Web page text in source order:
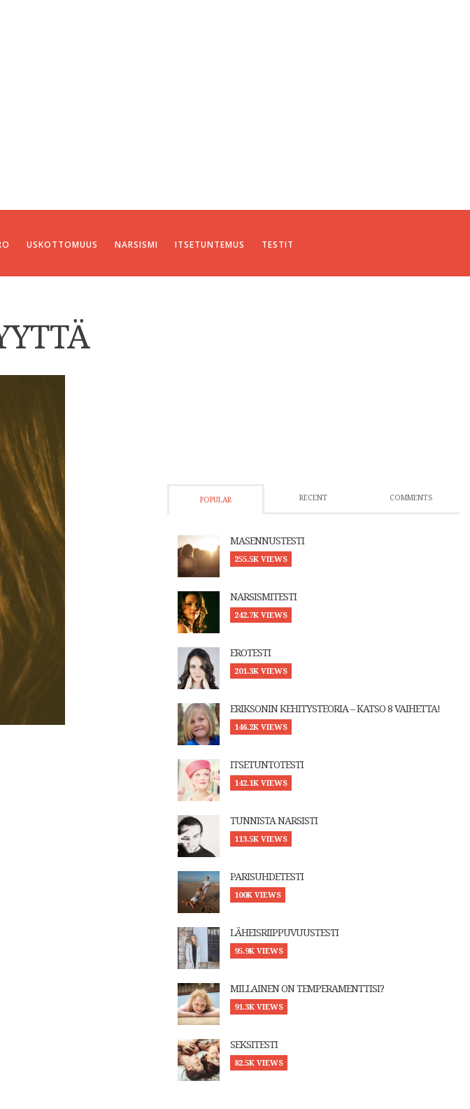
USKOTTOMUUS NARSISMI ITSETUNTEMUS TESTIT
POPULAR RECENT COMMENTS
MASENNUSTESTI
255.5K VIEWS
NARSISMITESTI
242.7K VIEWS
EROTESTI
201.3K VIEWS
ERIKSONIN KEHITYSTEORIA – KATSO 8 VAIHETTA!
146.2K VIEWS
ITSETUNTOTESTI
142.1K VIEWS
TUNNISTA NARSISTI
113.5K VIEWS
PARISUHDETESTI
100K VIEWS
LÄHEISRIIPPUVUUSTESTI
95.9K VIEWS
MILLAINEN ON TEMPERAMENTTISI?
91.3K VIEWS
SEKSITESTI
82.5K VIEWS